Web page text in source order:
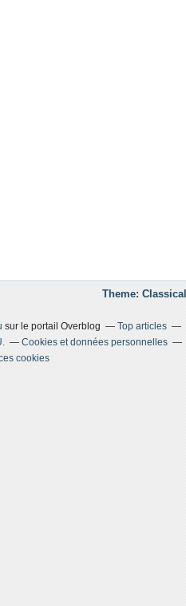
Theme:
sur le portail Overblog
Top articles
Cookies et données personnelles
cookies